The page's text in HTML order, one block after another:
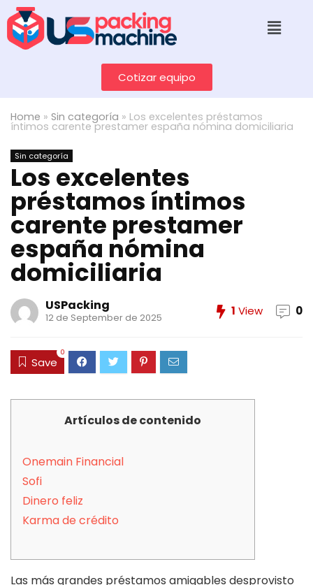
Cotizar equipo
Home » Sin categoría » Los excelentes préstamos
íntimos carente prestamer españa nómina domiciliaria
Sin categoría
Los excelentes
préstamos íntimos
carente prestamer
españa nómina
domiciliaria
USPacking
12 de September de 2025 1 View 0
Save
0
Artículos de contenido
Onemain Financial
Sofi
Dinero feliz
Karma de crédito
Las más grandes préstamos amigables desprovisto